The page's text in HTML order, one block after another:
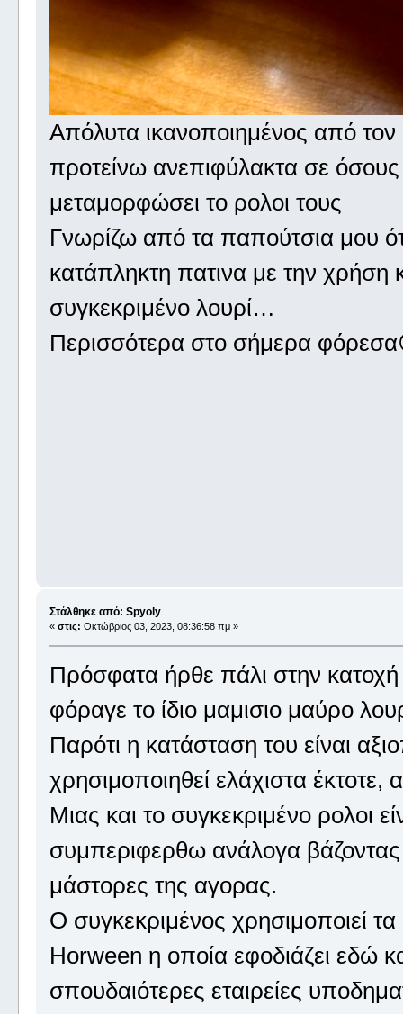
Απόλυτα ικανοποιημένος από τον
προτείνω ανεπιφύλακτα σε
μεταμορφώσει το ρολοι τους
Γνωρίζω από τα παπούτσια μου
κατάπληκτη πατινα με την χρήση
συγκεκριμένο λουρί…
Περισσότερα στο σήμερα
Στάλθηκε από: Spyoly
« στις: Οκτώβριος 03, 2023, 08:36:58 πμ »
Πρόσφατα ήρθε πάλι στην
φόραγε το ίδιο μαμισιο μαύρο
Παρότι η κατάσταση του είναι
χρησιμοποιηθεί ελάχιστα
Μιας και το συγκεκριμένο ρολοι
συμπεριφερθω ανάλογα
μάστορες της αγορας.
Ο συγκεκριμένος χρησιμοποιεί
Horween η οποία εφοδιάζει εδώ
σπουδαιότερες εταιρείες